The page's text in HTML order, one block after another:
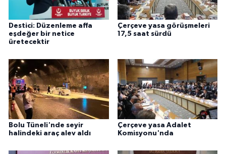
Destici: Düzenleme affa
eşdeğer bir netice
üretecektir
Çerçeve yasa görüşmeleri
17,5 saat sürdü
Bolu Tüneli'nde seyir
halindeki araç alev aldı
Çerçeve yasa Adalet
Komisyonu'nda